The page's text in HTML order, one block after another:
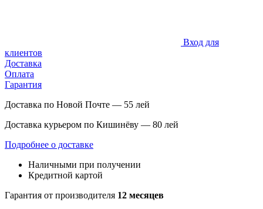
Вход для
клиентов
Доставка
Оплата
Гарантия
Доставка по Новой Почте — 55 лей
Доставка курьером по Кишинёву — 80 лей
Подробнее о доставке
Наличными при получении
Кредитной картой
Гарантия от производителя 12 месяцев